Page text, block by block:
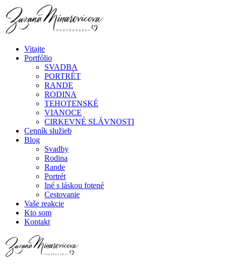
Vitajte
Portfólio
SVADBA
PORTRÉT
RANDE
RODINA
TEHOTENSKÉ
VIANOCE
CIRKEVNÉ SLÁVNOSTI
Cenník služieb
Blog
Svadby
Rodina
Rande
Portrét
Iné s láskou fotené
Cestovanie
Vaše reakcie
Kto som
Kontakt